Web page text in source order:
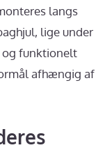
langs
lige under
og funktionelt
afhængig af